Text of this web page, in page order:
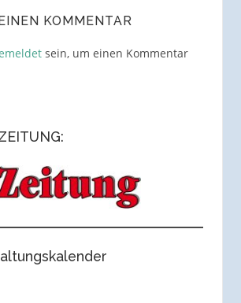
KOMMENTAR
sein, um einen Kommentar